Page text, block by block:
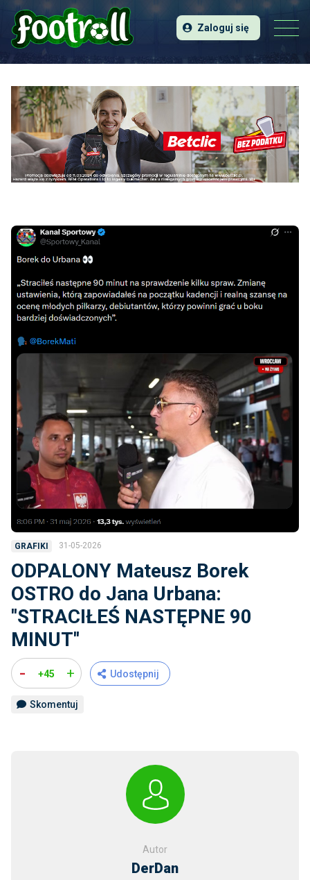
Zaloguj się
GRAFIKI 31-05-2026
ODPALONY Mateusz Borek
OSTRO do Jana Urbana:
''STRACIŁEŚ NASTĘPNE 90
MINUT''
- +45 + Udostępnij
Skomentuj
Autor
DerDan